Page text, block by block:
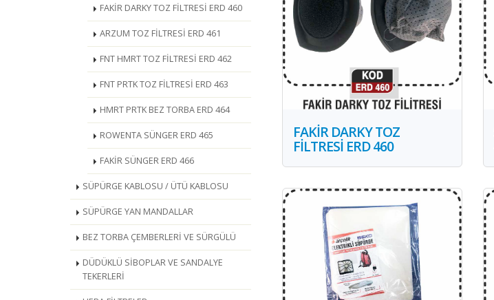
FAKİR DARKY TOZ FİLTRESİ ERD 460
ARZUM TOZ FİLTRESİ ERD 461
FNT HMRT TOZ FİLTRESİ ERD 462
FNT PRTK TOZ FİLTRESİ ERD 463
HMRT PRTK BEZ TORBA ERD 464
ROWENTA SÜNGER ERD 465
FAKİR SÜNGER ERD 466
SÜPÜRGE KABLOSU / ÜTÜ KABLOSU
SÜPÜRGE YAN MANDALLAR
BEZ TORBA ÇEMBERLERİ VE SÜRGÜLÜ
DÜDÜKLÜ SİBOPLAR VE SANDALYE
TEKERLERİ
FAKİR DARKY TOZ
FİLTRESİ ERD 460